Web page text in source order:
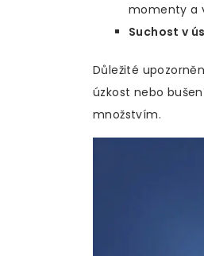
momenty a
Suchost v
Důležité
úzkost nebo
množstvím.